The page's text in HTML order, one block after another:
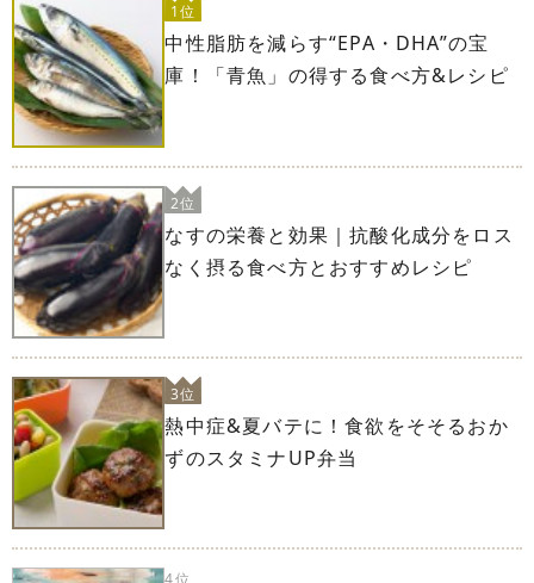
1位
中性脂肪を減らす“EPA・DHA”の宝
庫！「青魚」の得する食べ方&レシピ
2位
なすの栄養と効果｜抗酸化成分をロス
なく摂る食べ方とおすすめレシピ
3位
熱中症&夏バテに！食欲をそそるおか
ずのスタミナUP弁当